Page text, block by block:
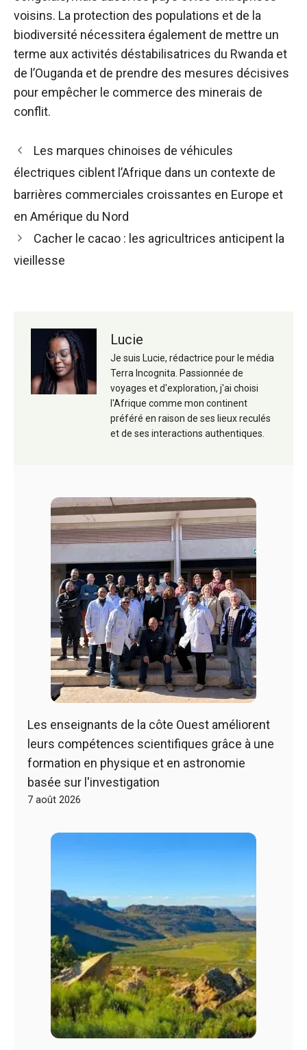
voisins. La protection des populations et de la
biodiversité nécessitera également de mettre un
terme aux activités déstabilisatrices du Rwanda et
de l’Ouganda et de prendre des mesures décisives
pour empêcher le commerce des minerais de
conflit.
Navigation
des
Les marques chinoises de véhicules
électriques ciblent l’Afrique dans un contexte de
barrières commerciales croissantes en Europe et
en Amérique du Nord
Cacher le cacao : les agricultrices anticipent la
vieillesse
Lucie
Je suis Lucie, rédactrice pour le média
Terra Incognita. Passionnée de
voyages et d'exploration, j'ai choisi
l'Afrique comme mon continent
préféré en raison de ses lieux reculés
et de ses interactions authentiques.
Les enseignants de la côte Ouest améliorent
leurs compétences scientifiques grâce à une
formation en physique et en astronomie
basée sur l'investigation
7 août 2026